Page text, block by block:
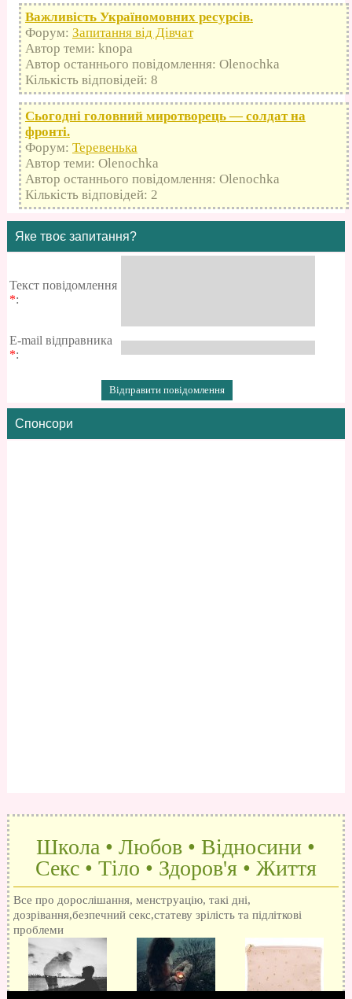
Важливість Україномовних ресурсів.
Форум: Запитання від Дівчат
Автор теми: knopa
Автор останнього повідомлення: Olenochka
Кількість відповідей: 8
Сьогодні головний миротворець — солдат на
фронті.
Форум: Теревенька
Автор теми: Olenochka
Автор останнього повідомлення: Olenochka
Кількість відповідей: 2
Яке твоє запитання?
Текст повідомлення
*:
E-mail відправника
*:
Спонсори
Школа • Любов • Відносини •
Секс • Тіло • Здоров'я • Життя
Все про дорослішання, менструацію, такі дні,
дозрівання,безпечний секс,статеву зрілість та підліткові
проблеми